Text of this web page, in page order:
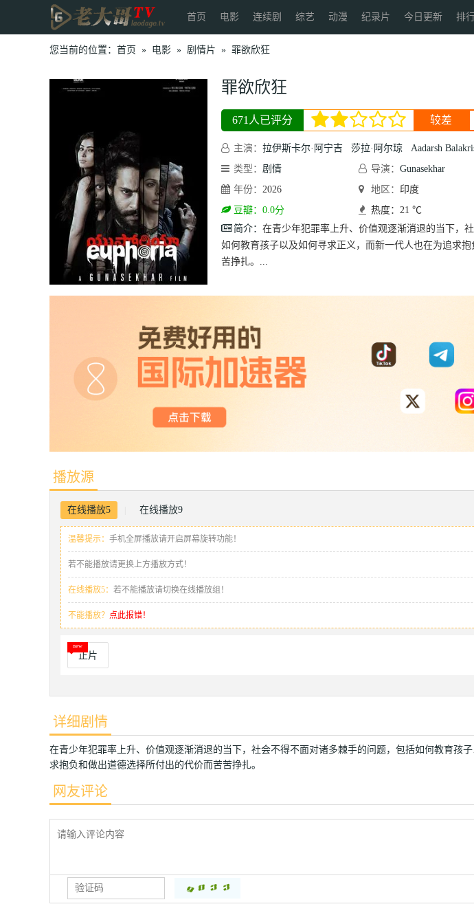
首页 电影 连续剧 综艺 动漫 纪录片 今日更新 排
您当前的位置： 首页 » 电影 » 剧情片 » 罪欲欣狂
罪欲欣狂
671人已评分 较差
主演： 拉伊斯卡尔·阿宁吉 莎拉·阿尔琼 Aadarsh
类型： 剧情 导演： Gunasekhar
年份： 2026 地区： 印度
豆瓣：0.0分
热度：21 ℃
简介： 在青少年犯罪率上升、价值观逐渐消退的当下，
如何教育孩子以及如何寻求正义，而新一代人也在为追求
苦挣扎。...
播放源
在线播放5 在线播放9
温馨提示： 手机全屏播放请开启屏幕旋转功能！
若不能播放请更换上方播放方式！
在线播放5： 若不能播放请切换在线播放组！
不能播放？ 点此报错！
正片
详细剧情
在青少年犯罪率上升、价值观逐渐消退的当下，社会不得不面对诸多棘手的问题，包括如何教育孩
求抱负和做出道德选择所付出的代价而苦苦挣扎。
网友评论